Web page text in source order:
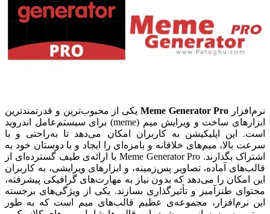
نرم‌افزار Meme Generator Pro یکی از محبوب‌ترین و قدرتمندترین
ابزارهای ساخت و ویرایش میم (meme) برای سیستم‌عامل اندروید
است. این اپلیکیشن به کاربران امکان می‌دهد تا به‌راحتی و با
سرعت بالا، میم‌های خلاقانه و بامزه‌ای را ایجاد و با دوستان خود به
اشتراک بگذارند. Meme Generator Pro با ارائه‌ی طیف گسترده‌ای از
قالب‌های آماده، تصاویر پس‌زمینه، و ابزارهای ویرایشی، به کاربران
این امکان را می‌دهد که بدون نیاز به مهارت‌های گرافیکی پیشرفته،
محتوای طنزآمیز و تأثیرگذاری بسازند. یکی از ویژگی‌های برجسته
این نرم‌افزار، مجموعه‌ی عظیم قالب‌های میم است که به طور